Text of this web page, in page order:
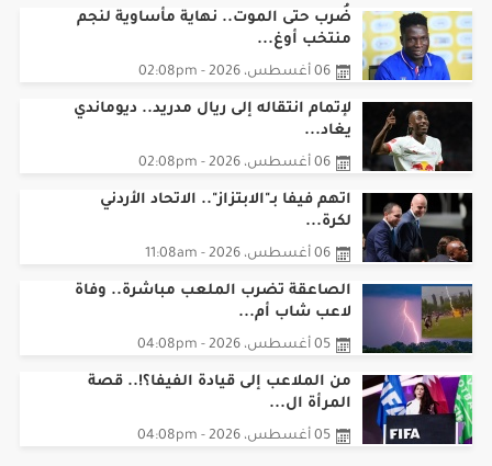
منتخب أوغ...
06 أغسطس، 2026 - 02:08pm
لإتمام انتقاله إلى ريال مدريد.. ديوماندي
يغاد...
06 أغسطس، 2026 - 02:08pm
اتهم فيفا بـ"الابتزاز".. الاتحاد الأردني
لكرة...
06 أغسطس، 2026 - 11:08am
الصاعقة تضرب الملعب مباشرة.. وفاة
لاعب شاب أم...
05 أغسطس، 2026 - 04:08pm
من الملاعب إلى قيادة الفيفا؟!.. قصة
المرأة ال...
05 أغسطس، 2026 - 04:08pm